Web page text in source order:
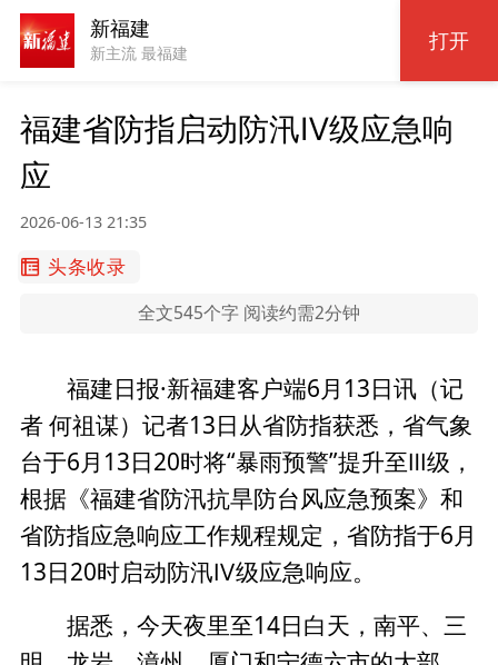
新福建
新主流 最福建 打开
福建省防指启动防汛Ⅳ级应急响
应
2026-06-13 21:35
头条收录
全文545个字 阅读约需2分钟
福建日报·新福建客户端6月13日讯（记
者 何祖谋）记者13日从省防指获悉，省气象
台于6月13日20时将“暴雨预警”提升至Ⅲ级，
根据《福建省防汛抗旱防台风应急预案》和
省防指应急响应工作规程规定，省防指于6月
13日20时启动防汛Ⅳ级应急响应。
据悉，今天夜里至14日白天，南平、三